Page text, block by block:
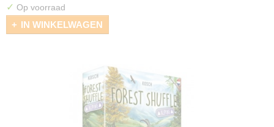
✓ Op voorraad
IN WINKELWAGEN